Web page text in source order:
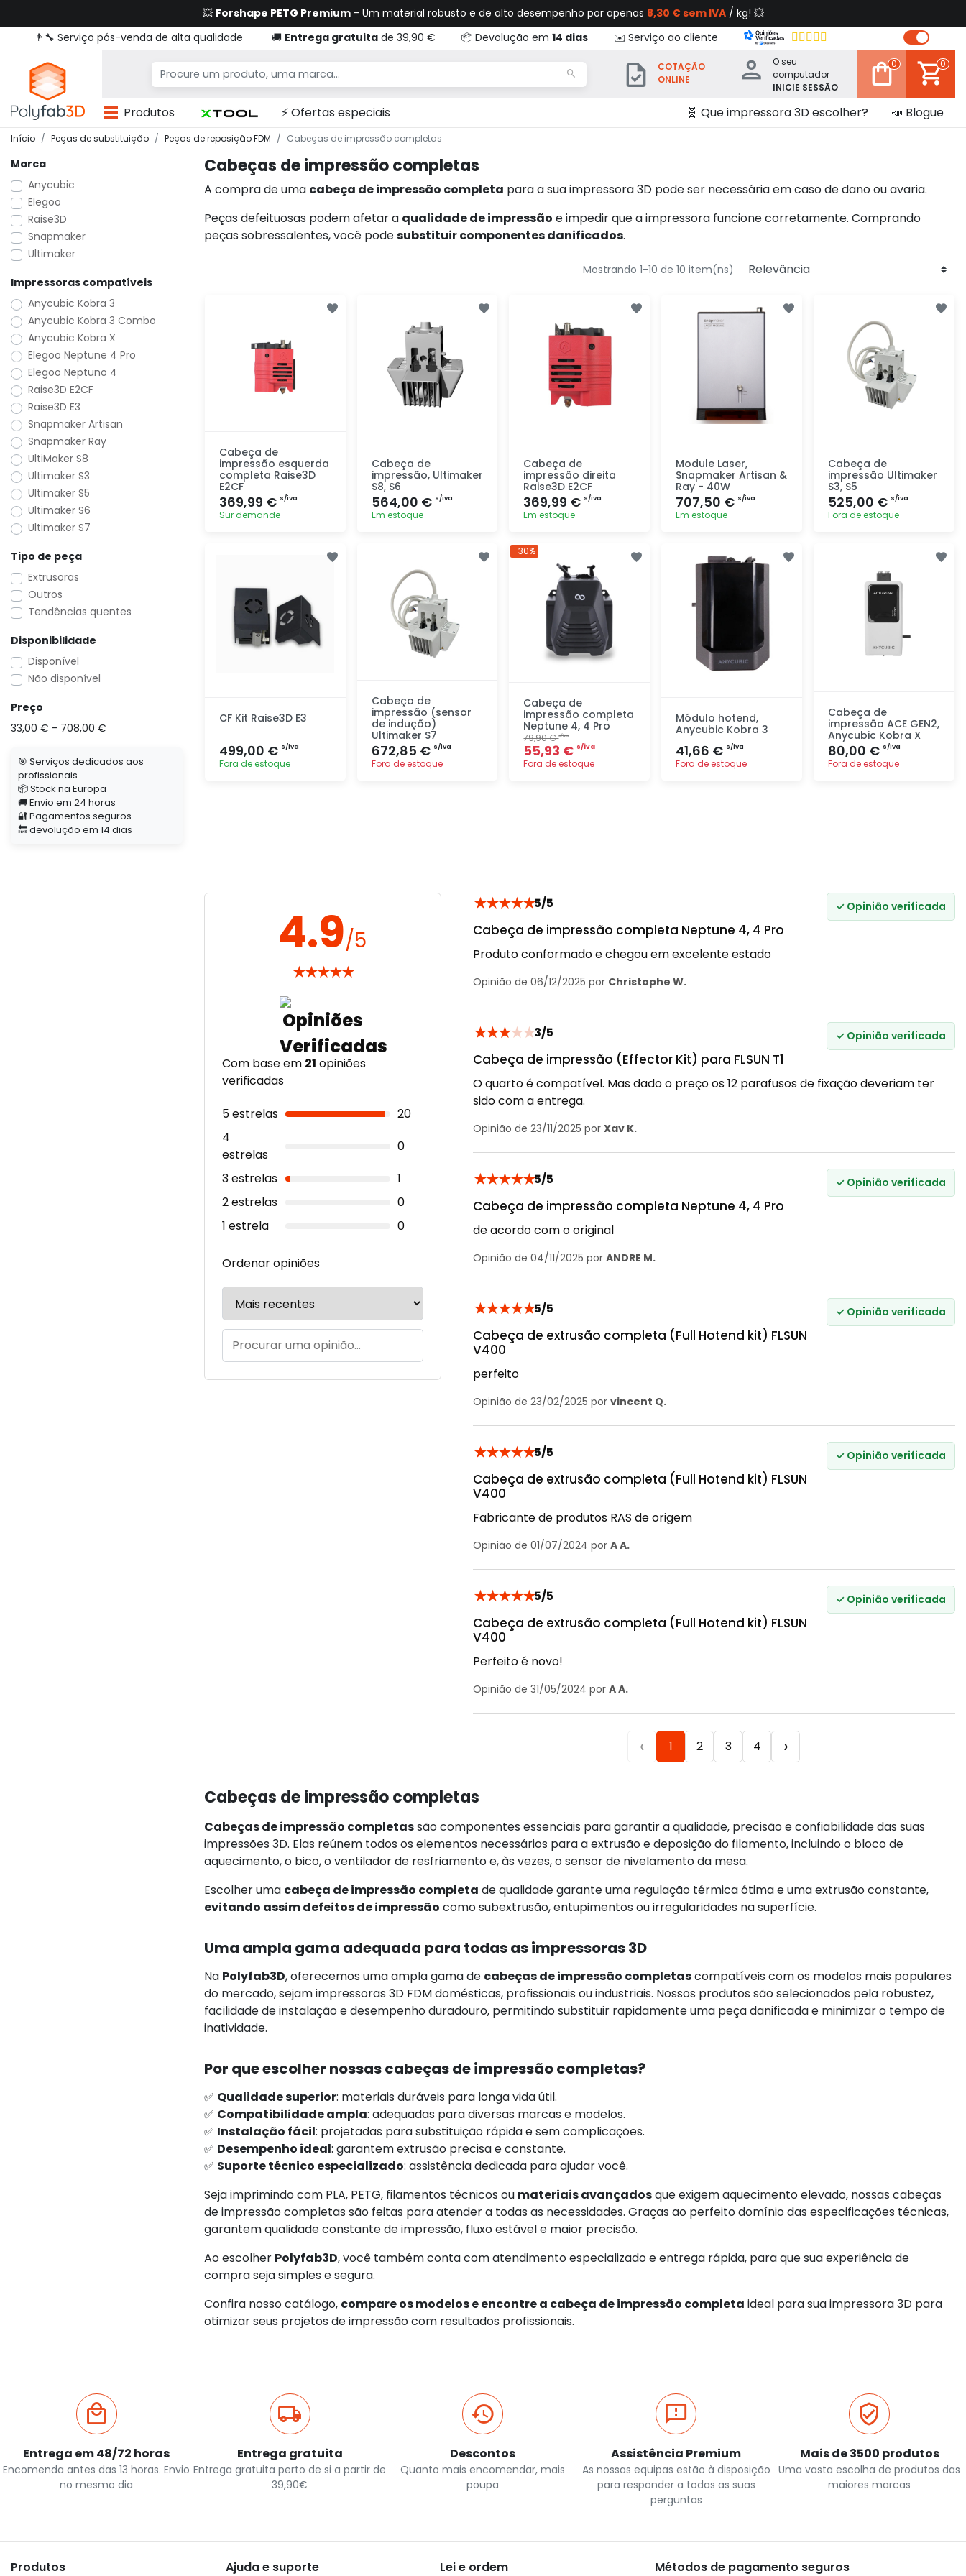
💥 Forshape PETG Premium- Um material robusto e de alto desempenho por apenas 8,30 € sem IVA/ kg! 💥
👨‍🔧 Serviço pós-venda de alta qualidade
🚚 Entrega gratuitade 39,90 € 📦 Devolução em 14 dias ✉️ Serviço ao cliente
COTAÇÃO
ONLINE
O seu
computador
INICIE SESSÃO
0 0
Produtos ⚡ Ofertas especiais 🧬 Que impressora 3D escolher? 📣 Blogue
Início Peças de substituição Peças de reposição FDM Cabeças de impressão completas
Marca
Anycubic
Elegoo
Raise3D
Snapmaker
Ultimaker
Impressoras compatíveis
Anycubic Kobra 3
Anycubic Kobra 3 Combo
Anycubic Kobra X
Elegoo Neptune 4 Pro
Elegoo Neptuno 4
Raise3D E2CF
Raise3D E3
Snapmaker Artisan
Snapmaker Ray
UltiMaker S8
Ultimaker S3
Ultimaker S5
Ultimaker S6
Ultimaker S7
Tipo de peça
Extrusoras
Outros
Tendências quentes
Disponibilidade
Disponível
Não disponível
Preço
33,00 € - 708,00 €
🎯 Serviços dedicados aos
profissionais
📦 Stock na Europa
🚚 Envio em 24 horas
🔐 Pagamentos seguros
🔙 devolução em 14 dias
Cabeças de impressão completas
A compra de uma cabeça de impressão completa para a sua impressora 3D pode ser necessária em caso de dano ou avaria.
Peças defeituosas podem afetar a qualidade de impressão e impedir que a impressora funcione corretamente. Comprando
peças sobressalentes, você podesubstituir componentes danificados.
Mostrando 1-10 de 10 item(ns)
Cabeça de
impressão esquerda
completa Raise3D
E2CF
369,99 € s/iva
Sur demande
Cabeça de
impressão, Ultimaker
S8, S6
564,00 € s/iva
Em estoque
Cabeça de
impressão direita
Raise3D E2CF
369,99 € s/iva
Em estoque
rapidamente
Module Laser,
Snapmaker Artisan &
Ray - 40W
707,50 € s/iva
Em estoque
rapidamente
Cabeça de
impressão Ultimaker
S3, S5
525,00 € s/iva
Fora de estoque
CF Kit Raise3D E3
499,00 € s/iva
Fora de estoque
Cabeça de
impressão (sensor
de indução)
Ultimaker S7
672,85 € s/iva
Fora de estoque
Cabeça de
impressão completa
Neptune 4, 4 Pro
79,90 €s/iva
55,93 € s/iva
Fora de estoque
-30%
Módulo hotend,
Anycubic Kobra 3
41,66 € s/iva
Fora de estoque
Cabeça de
impressão ACE GEN2,
Anycubic Kobra X
80,00 € s/iva
Fora de estoque
4.9/5
★★★★★
Com base em 21 opiniões
verificadas
5 estrelas
20
4
estrelas
0
3 estrelas
1
2 estrelas
0
1 estrela
0
Ordenar opiniões
★★★★★5/5
Cabeça de impressão completa Neptune 4, 4 Pro
✓ Opinião verificada
Produto conformado e chegou em excelente estado
Opinião de 06/12/2025 por Christophe W.
★★★★★3/5
Cabeça de impressão (Effector Kit) para FLSUN T1
✓ Opinião verificada
O quarto é compatível. Mas dado o preço os 12 parafusos de fixação deveriam ter
sido com a entrega.
Opinião de 23/11/2025 por Xav K.
★★★★★5/5
Cabeça de impressão completa Neptune 4, 4 Pro
✓ Opinião verificada
de acordo com o original
Opinião de 04/11/2025 por ANDRE M.
★★★★★5/5
Cabeça de extrusão completa (Full Hotend kit) FLSUN
V400
✓ Opinião verificada
perfeito
Opinião de 23/02/2025 por vincent Q.
★★★★★5/5
Cabeça de extrusão completa (Full Hotend kit) FLSUN
V400
✓ Opinião verificada
Fabricante de produtos RAS de origem
Opinião de 01/07/2024 por A A.
★★★★★5/5
Cabeça de extrusão completa (Full Hotend kit) FLSUN
V400
✓ Opinião verificada
Perfeito é novo!
Opinião de 31/05/2024 por A A.
‹ 1 2 3 4 ›
Cabeças de impressão completas
Cabeças de impressão completassão componentes essenciais para garantir a qualidade, precisão e confiabilidade das suas
impressões 3D. Elas reúnem todos os elementos necessários para a extrusão e deposição do filamento, incluindo o bloco de
aquecimento, o bico, o ventilador de resfriamento e, às vezes, o sensor de nivelamento da mesa.
Escolher uma cabeça de impressão completa de qualidade garante uma regulação térmica ótima e uma extrusão constante,
evitando assim defeitos de impressão como subextrusão, entupimentos ou irregularidades na superfície.
Uma ampla gama adequada para todas as impressoras 3D
Na Polyfab3D, oferecemos uma ampla gama de cabeças de impressão completascompatíveis com os modelos mais populares
do mercado, sejam impressoras 3D FDM domésticas, profissionais ou industriais. Nossos produtos são selecionados pela robustez,
facilidade de instalação e desempenho duradouro, permitindo substituir rapidamente uma peça danificada e minimizar o tempo de
inatividade.
Por que escolher nossas cabeças de impressão completas?
✅ Qualidade superior: materiais duráveis para longa vida útil.
✅ Compatibilidade ampla: adequadas para diversas marcas e modelos.
✅ Instalação fácil: projetadas para substituição rápida e sem complicações.
✅ Desempenho ideal: garantem extrusão precisa e constante.
✅ Suporte técnico especializado: assistência dedicada para ajudar você.
Seja imprimindo com PLA, PETG, filamentos técnicos ou materiais avançadosque exigem aquecimento elevado, nossas cabeças
de impressão completas são feitas para atender a todas as necessidades. Graças ao perfeito domínio das especificações técnicas,
garantem qualidade constante de impressão, fluxo estável e maior precisão.
Ao escolher Polyfab3D, você também conta com atendimento especializado e entrega rápida, para que sua experiência de
compra seja simples e segura.
Confira nosso catálogo, compare os modelos e encontre a cabeça de impressão completa ideal para sua impressora 3D para
otimizar seus projetos de impressão com resultados profissionais.
Entrega em 48/72 horas
Encomenda antes das 13 horas. Envio
no mesmo dia
Entrega gratuita
Entrega gratuita perto de si a partir de
39,90€
Descontos
Quanto mais encomendar, mais
poupa
Assistência Premium
As nossas equipas estão à disposição
para responder a todas as suas
perguntas
Mais de 3500 produtos
Uma vasta escolha de produtos das
maiores marcas
Produtos Ajuda e suporte Lei e ordem Métodos de pagamento seguros